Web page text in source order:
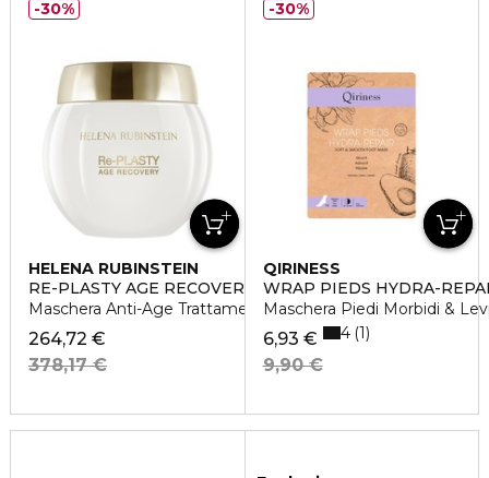
HELENA RUBINSTEIN
RE-PLASTY AGE RECOVERY FACE WRAP
Maschera Anti-Age Trattamento Viso
264,72 €
378,17 €
30%
QIRINESS
WRAP PIEDS HYDRA-
Maschera Piedi Morbidi &
6,93 €
9,90 €
4 1
30%